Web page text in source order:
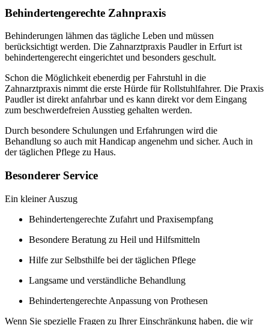
Behindertengerechte Zahnpraxis
Behinderungen lähmen das tägliche Leben und müssen
berücksichtigt werden. Die Zahnarztpraxis Paudler in Erfurt ist
behindertengerecht eingerichtet und besonders geschult.
Schon die Möglichkeit ebenerdig per Fahrstuhl in die
Zahnarztpraxis nimmt die erste Hürde für Rollstuhlfahrer. Die Praxis
Paudler ist direkt anfahrbar und es kann direkt vor dem Eingang
zum beschwerdefreien Ausstieg gehalten werden.
Durch besondere Schulungen und Erfahrungen wird die
Behandlung so auch mit Handicap angenehm und sicher. Auch in
der täglichen Pflege zu Haus.
Besonderer Service
Ein kleiner Auszug
Behindertengerechte Zufahrt und Praxisempfang
Besondere Beratung zu Heil und Hilfsmitteln
Hilfe zur Selbsthilfe bei der täglichen Pflege
Langsame und verständliche Behandlung
Behindertengerechte Anpassung von Prothesen
Wenn Sie spezielle Fragen zu Ihrer Einschränkung haben, die wir